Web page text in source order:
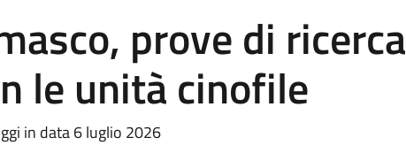
prove di ricerca
le unità cinofile
in data 6 luglio 2026